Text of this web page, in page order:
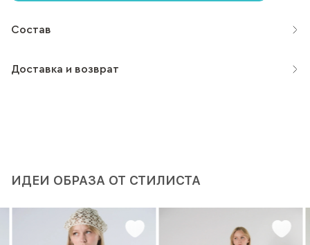
Состав
Доставка и возврат
ИДЕИ ОБРАЗА ОТ СТИЛИСТА